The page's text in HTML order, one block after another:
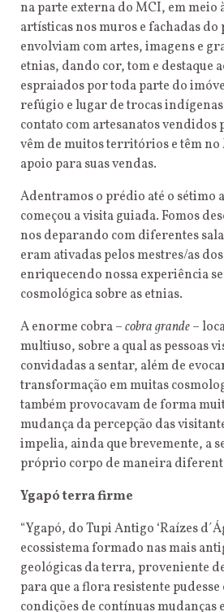
na parte externa do MCI, em meio
artísticas nos muros e fachadas
envolviam com artes, imagens e
etnias, dando cor, tom e destaque
espraiados por toda parte do
refúgio e lugar de trocas
contato com artesanatos vendidos
vêm de muitos territórios e têm no
apoio para suas vendas.
Adentramos o prédio até o sétimo
começou a visita guiada. Fomos
nos deparando com diferentes
eram ativadas pelos mestres/as
enriquecendo nossa experiência
cosmológica sobre as etnias.
A enorme cobra –cobra grande–
multiuso, sobre a qual as pessoas
convidadas a sentar, além de
transformação em muitas
também provocavam de forma
mudança da percepção das
impelia, ainda que brevemente, a
próprio corpo de maneira
Ygapó terra firme
“Ygapó, do Tupi Antigo ‘Raízes
ecossistema formado nas mais
geológicas da terra, proveniente
para que a flora resistente
condições de contínuas mudanças